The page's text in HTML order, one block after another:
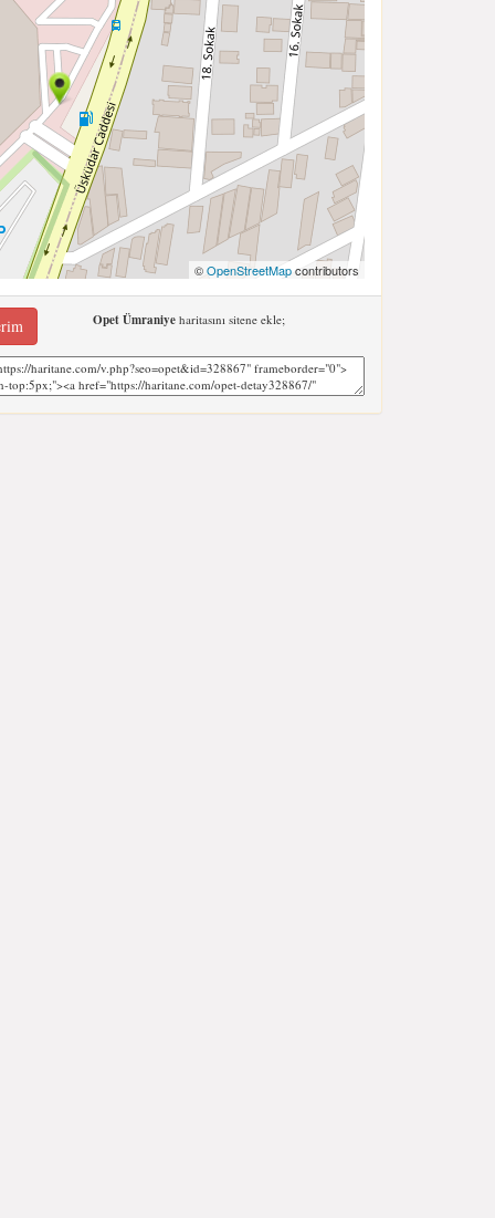
©OpenStreetMapcontributors
Opet Ümraniyeharitasını sitene ekle;